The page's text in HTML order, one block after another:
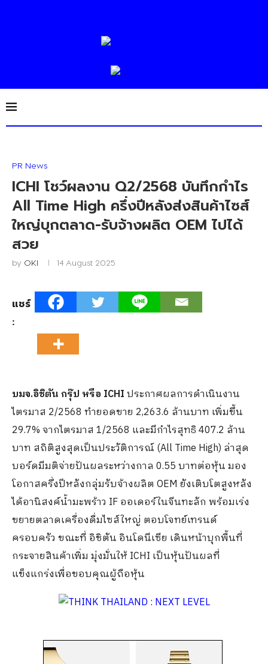
PR News
ICHI โชว์ผลงาน Q2/2568 บันทึกกำไร
All Time High ครึ่งปีหลังส่งสินค้าไซส์
ใหญ่บุกตลาด-รับจ้างผลิต OEM ไปได้
สวย
by OKI 14 August 2025
แชร์
:
บมจ.อิชิตัน กรุ๊ป หรือ ICHIประกาศผลการดำเนินงาน
ไตรมาส 2/2568 ทำยอดขาย 2,263.6 ล้านบาท เพิ่มขึ้น
29.7% จากไตรมาส 1/2568 และมีกำไรสุทธิ 407.2 ล้าน
บาท สถิติสูงสุดเป็นประวัติการณ์ (All Time High) ล่าสุด
บอร์ดมีมติจ่ายปันผลระหว่างกาล 0.55 บาทต่อหุ้น มอง
โอกาสครึ่งปีหลังกลุ่มรับจ้างผลิต OEM ยังเติบโตสูงหลัง
ได้อานิสงค์น้ำมะพร้าว IF ออเดอร์ในจีนทะลัก พร้อมเร่ง
ขยายตลาดเครื่องดื่มไซส์ใหญ่ ตอบโจทย์เทรนด์
ครอบครัว ขณะที่ อิชิตัน อินโดนีเซีย เดินหน้าบุกพื้นที่
กระจายสินค้าเพิ่ม มุ่งมั่นให้ ICHI เป็นหุ้นปันผลที่
แข็งแกร่งเพื่อขอบคุณผู้ถือหุ้น